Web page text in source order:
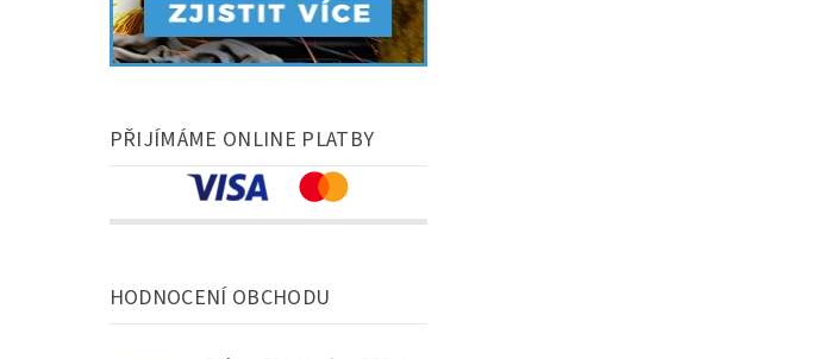
PŘIJÍMÁME ONLINE PLATBY
HODNOCENÍ OBCHODU